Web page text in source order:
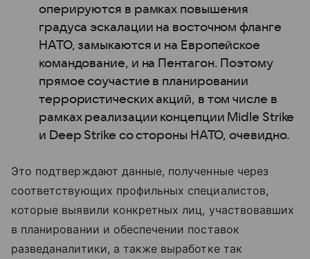
оперируются в рамках повышения
градуса эскалации на восточном фланге
НАТО, замыкаются и на Европейское
командование, и на Пентагон. Поэтому
прямое соучастие в планировании
террористических акций, в том числе в
рамках реализации концепции Midle Strike
и Deep Strike со стороны НАТО, очевидно.
Это подтверждают данные, полученные через
соответствующих профильных специалистов,
которые выявили конкретных лиц, участвовавших
в планировании и обеспечении поставок
разведаналитики, а также выработке так